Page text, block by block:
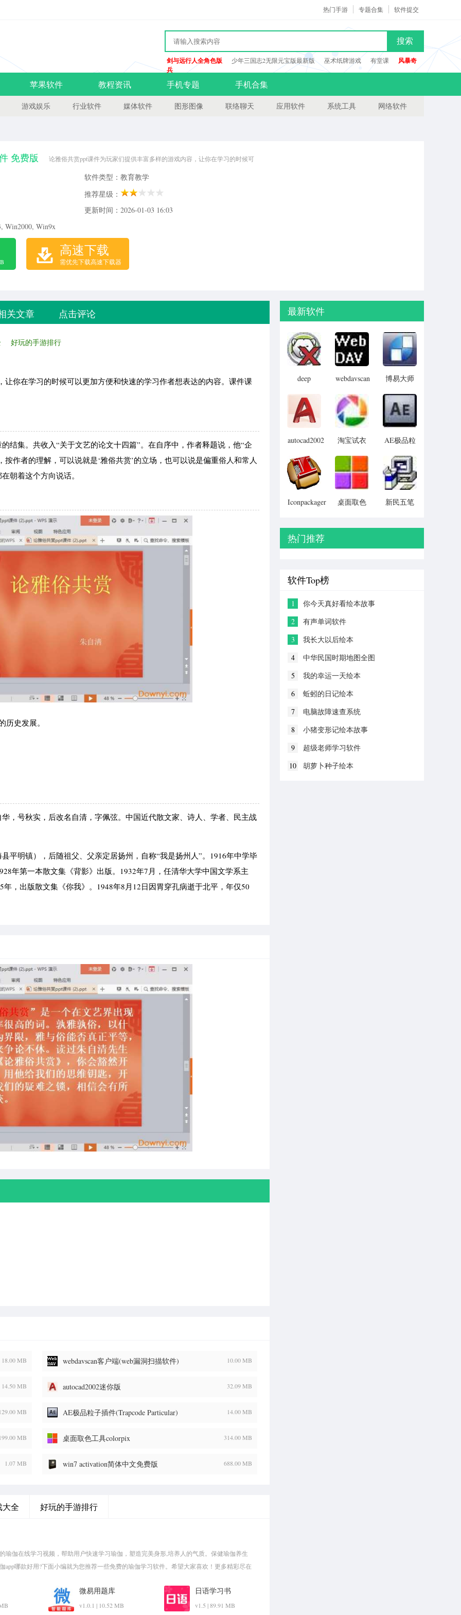
软件提交
专题合集
热门手游
搜索
剑与远行人全角色版 少年三国志2无限元宝版最新版 巫术纸牌游戏 有堂课
风暴奇
兵
苹果软件 教程资讯 手机专题 手机合集
游戏娱乐 行业软件 媒体软件 图形图像 联络聊天 应用软件 系统工具 网络软件
免费版
论雅俗共赏ppt课件为玩家们提供丰富多样的游戏内容，让你在学习的时候可
软件类型：教育教学
推荐星级：
更新时间：2026-01-03 16:03
Win2000, Win9x
高速下载
需优先下载高速下载器
关文章 点击评论
好玩的手游排行
让你在学习的时候可以更加方便和快速的学习作者想表达的内容。课件课
结集。共收入“关于文艺的论文十四篇”。在自序中，作者释题说，他“企
作者的理解，可以说就是‘雅俗共赏’的立场，也可以说是偏重俗人和常人
朝着这个方向说话。
史发展。
，号秋实，后改名自清，字佩弦。中国近代散文家、诗人、学者、民主战
平明镇），后随祖父、父亲定居扬州，自称“我是扬州人”。1916年中学毕
年第一本散文集《背影》出版。1932年7月，任清华大学中国文学系主
，出版散文集《你我》。1948年8月12日因胃穿孔病逝于北平，年仅50
18.00 MB webdavscan客户端(web漏洞扫描软件) 10.00 MB
14.50 MB autocad2002迷你版 32.09 MB
MB AE极品粒子插件(Trapcode Particular) 14.00 MB
MB 桌面取色工具colorpix 314.00 MB
1.07 MB win7 activation简体中文免费版 688.00 MB
大全 好玩的手游排行
瑜伽在线学习视频，帮助用户快速学习瑜伽，塑造完美身形,培养人的气质。保健瑜伽养生
app哪款好用?下面小编就为您推荐一些免费的瑜伽学习软件。希望大家喜欢！更多精彩尽在
微易用题库
v1.0.1 | 10.52 MB
日语学习书
v1.5 | 89.91 MB
最新软件
deep
password
remover(冰
点还原密
码清除器)
webdavscan
(web漏洞
扫描软件)
博易大师
autocad2002
淘宝试衣
AE极品粒
(Trapcode
Particular)
Iconpackager
桌面取色
新民五笔
热门推荐
软件Top榜
1
你今天真好看绘本故事
2
有声单词软件
3
我长大以后绘本
4
中华民国时期地图全图
5
我的幸运一天绘本
6
蚯蚓的日记绘本
7
电脑故障速查系统
8
小猪变形记绘本故事
9
超级老师学习软件
10
胡萝卜种子绘本